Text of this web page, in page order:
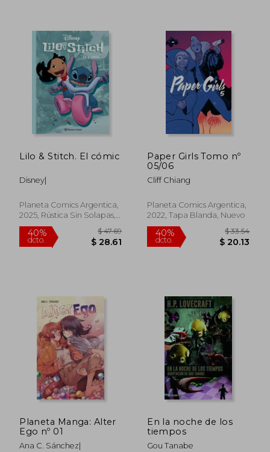
40%
dcto.
$ 59.54
$ 35.73
40%
dcto.
40%
dcto. $ 25.33
40%
dcto.
Lilo & Stitch. El cómic
Disney|
Planeta Comics Argentica,
2025, Rústica Sin Solapas,
Nuevo
Paper Girls Tomo nº
05/06
Cliff Chiang
Planeta Comics Argentica,
2022, Tapa Blanda, Nuevo
Planeta Manga: Alter
Ego nº 01
Ana C. Sánchez|
En la noche de los
tiempos
Gou Tanabe